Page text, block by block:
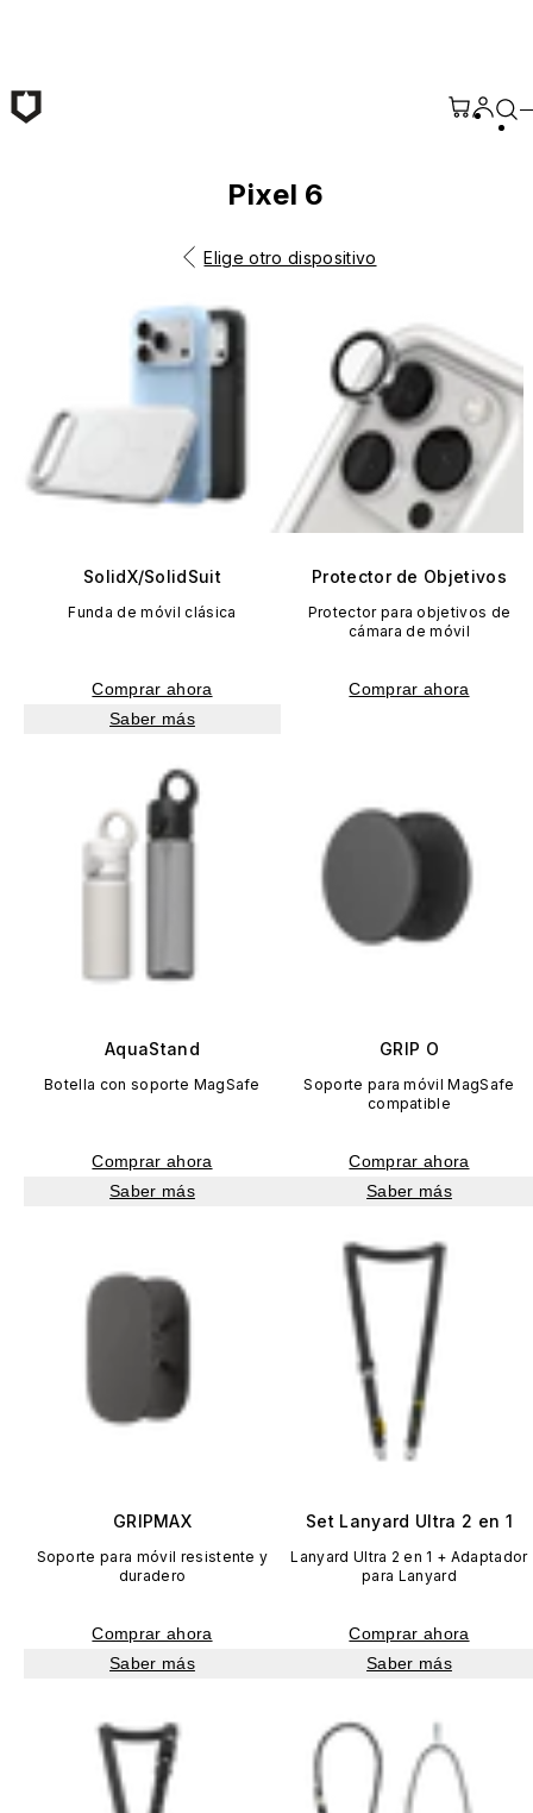
Pixel 6
Elige otro dispositivo
SolidX/SolidSuit
Funda de móvil clásica
Comprar ahora
Saber más
Protector de Objetivos
Protector para objetivos de
cámara de móvil
Comprar ahora
AquaStand
Botella con soporte MagSafe
Comprar ahora
Saber más
GRIP O
Soporte para móvil MagSafe
compatible
Comprar ahora
Saber más
GRIPMAX
Soporte para móvil resistente y
duradero
Comprar ahora
Saber más
Set Lanyard Ultra 2 en 1
Lanyard Ultra 2 en 1 + Adaptador
para Lanyard
Comprar ahora
Saber más